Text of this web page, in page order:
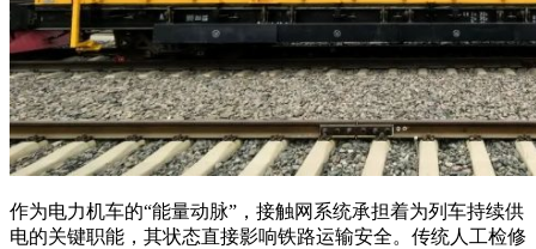
作为电力机车的“能量动脉”，接触网系统承担着为列车持续供
电的关键职能，其状态直接影响铁路运输安全。传统人工检修